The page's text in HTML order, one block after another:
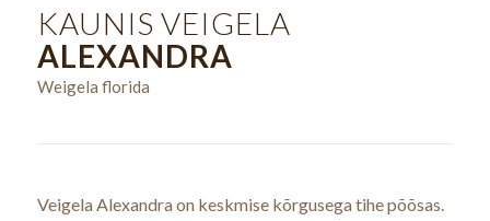
KAUNIS VEIGELA
ALEXANDRA
Weigela florida
Veigela Alexandra on keskmise kõrgusega tihe põõsas.